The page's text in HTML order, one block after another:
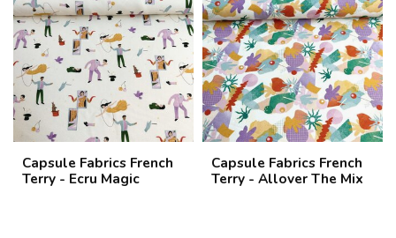
Capsule Fabrics French
Terry - Ecru Magic
Capsule Fabrics French
Terry - Allover The Mix